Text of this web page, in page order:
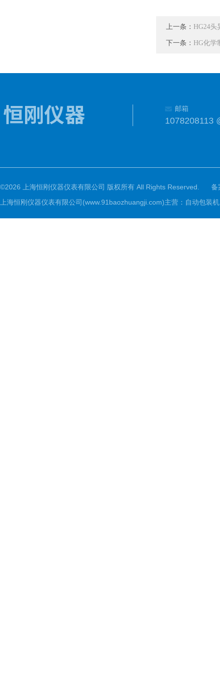
上一条： HG24
下一条： HG化学
邮箱
1078208113
©2026 上海恒刚仪器仪表有限公司 版权所有 All Rights Reserved.
备
上海恒刚仪器仪表有限公司(www.91baozhuangji.com)主营：自动包